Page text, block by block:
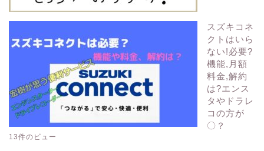
スズキコネ
クトはいら
ない!必要?
機能,月額
料金,解約
は?エンス
タやドラレ
コの方が
〇？
13件のビュー